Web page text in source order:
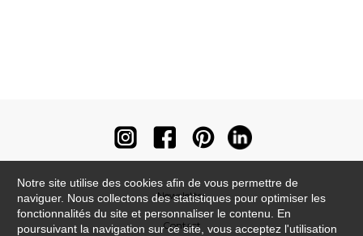
Newsletter
Contact
Notre site utilise des cookies afin de vous permettre de
naviguer. Nous collectons des statistiques pour optimiser les
fonctionnalités du site et personnaliser le contenu. En
poursuivant la navigation sur ce site, vous acceptez l'utilisation